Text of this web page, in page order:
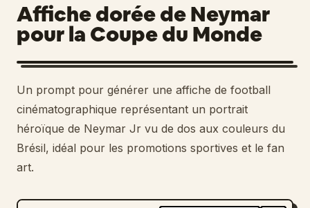
Cas d'usage
Compétences
Invites
Tarifs
Affiche dorée de Neymar
pour la Coupe du Monde
Un prompt pour générer une affiche de football
cinématographique représentant un portrait
héroïque de Neymar Jr vu de dos aux couleurs du
Brésil, idéal pour les promotions sportives et le fan
art.